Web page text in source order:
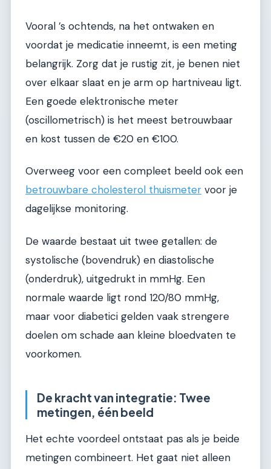
Vooral ’s ochtends, na het ontwaken en
voordat je medicatie inneemt, is een meting
belangrijk. Zorg dat je rustig zit, je benen niet
over elkaar slaat en je arm op hartniveau ligt.
Een goede elektronische meter
(oscillometrisch) is het meest betrouwbaar
en kost tussen de €20 en €100.
Overweeg voor een compleet beeld ook een
betrouwbare cholesterol thuismeter voor je
dagelijkse monitoring.
De waarde bestaat uit twee getallen: de
systolische (bovendruk) en diastolische
(onderdruk), uitgedrukt in mmHg. Een
normale waarde ligt rond 120/80 mmHg,
maar voor diabetici gelden vaak strengere
doelen om schade aan kleine bloedvaten te
voorkomen.
De kracht van integratie: Twee
metingen, één beeld
Het echte voordeel ontstaat pas als je beide
metingen combineert. Het gaat niet alleen